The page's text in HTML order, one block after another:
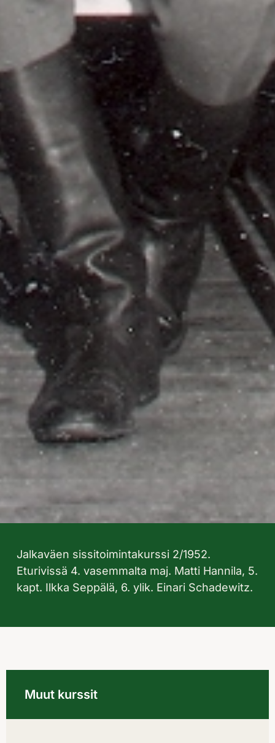
Jalkaväen sissitoimintakurssi 2/1952.
Eturivissä 4. vasemmalta maj. Matti Hannila, 5.
kapt. Ilkka Seppälä, 6. ylik. Einari Schadewitz.
Muut kurssit